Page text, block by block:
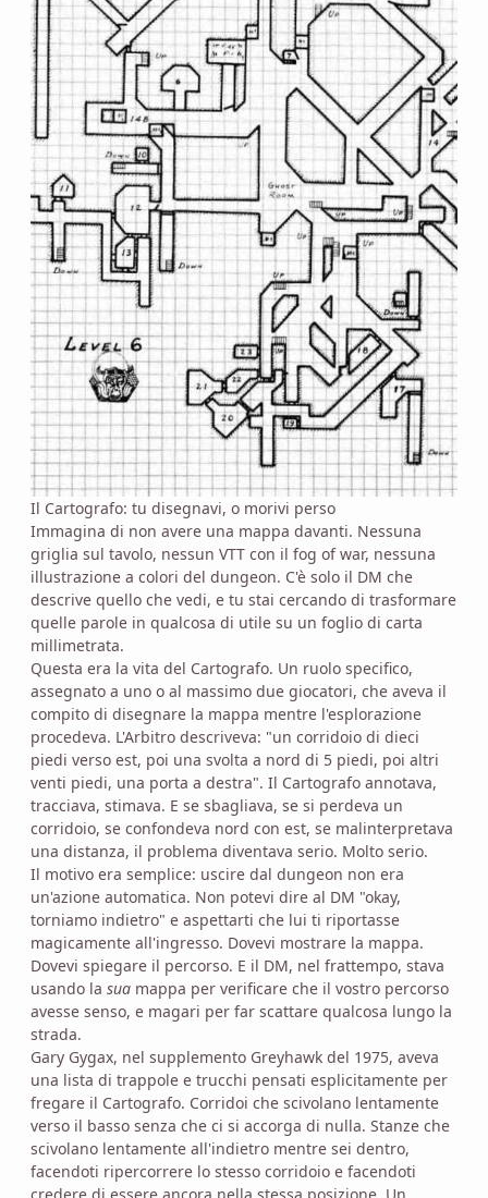
Il Cartografo: tu disegnavi, o morivi perso
Immagina di non avere una mappa davanti. Nessuna
griglia sul tavolo, nessun VTT con il fog of war, nessuna
illustrazione a colori del dungeon. C'è solo il DM che
descrive quello che vedi, e tu stai cercando di trasformare
quelle parole in qualcosa di utile su un foglio di carta
millimetrata.
Questa era la vita del Cartografo. Un ruolo specifico,
assegnato a uno o al massimo due giocatori, che aveva il
compito di disegnare la mappa mentre l'esplorazione
procedeva. L'Arbitro descriveva: "un corridoio di dieci
piedi verso est, poi una svolta a nord di 5 piedi, poi altri
venti piedi, una porta a destra". Il Cartografo annotava,
tracciava, stimava. E se sbagliava, se si perdeva un
corridoio, se confondeva nord con est, se malinterpretava
una distanza, il problema diventava serio. Molto serio.
Il motivo era semplice: uscire dal dungeon non era
un'azione automatica. Non potevi dire al DM "okay,
torniamo indietro" e aspettarti che lui ti riportasse
magicamente all'ingresso. Dovevi mostrare la mappa.
Dovevi spiegare il percorso. E il DM, nel frattempo, stava
usando la sua mappa per verificare che il vostro percorso
avesse senso, e magari per far scattare qualcosa lungo la
strada.
Gary Gygax, nel supplemento Greyhawk del 1975, aveva
una lista di trappole e trucchi pensati esplicitamente per
fregare il Cartografo. Corridoi che scivolano lentamente
verso il basso senza che ci si accorga di nulla. Stanze che
scivolano lentamente all'indietro mentre sei dentro,
facendoti ripercorrere lo stesso corridoio e facendoti